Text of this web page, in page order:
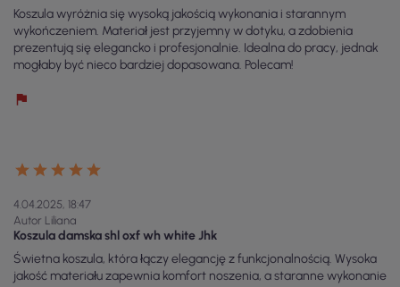
Koszula wyróżnia się wysoką jakością wykonania i starannym
wykończeniem. Materiał jest przyjemny w dotyku, a zdobienia
prezentują się elegancko i profesjonalnie. Idealna do pracy, jednak
mogłaby być nieco bardziej dopasowana. Polecam!
4.04.2025, 18:47
Autor Liliana
Koszula damska shl oxf wh white Jhk
Świetna koszula, która łączy elegancję z funkcjonalnością. Wysoka
jakość materiału zapewnia komfort noszenia, a staranne wykonanie